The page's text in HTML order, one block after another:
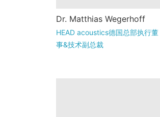
Matthias Wegerhoff博士
在Excellence RWTH大学
获得机械工程学位。
Wegerhoff博士的职业生涯
Dr. Matthias Wegerhoff
HEAD acoustics德国总部执行董
事&技术副总裁